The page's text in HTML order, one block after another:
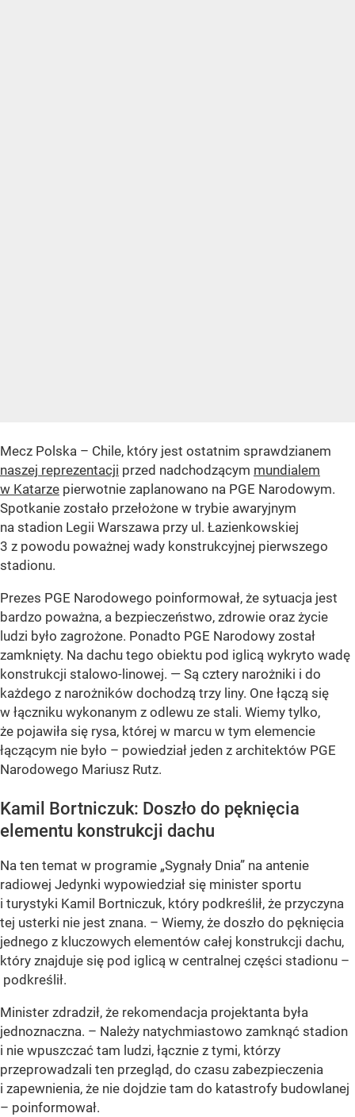
Mecz Polska – Chile, który jest ostatnim sprawdzianem
naszej reprezentacji przed nadchodzącym mundialem
w Katarze pierwotnie zaplanowano na PGE Narodowym.
Spotkanie zostało przełożone w trybie awaryjnym
na stadion Legii Warszawa przy ul. Łazienkowskiej
3 z powodu poważnej wady konstrukcyjnej pierwszego
stadionu.
Prezes PGE Narodowego poinformował, że sytuacja jest
bardzo poważna, a bezpieczeństwo, zdrowie oraz życie
ludzi było zagrożone. Ponadto PGE Narodowy został
zamknięty. Na dachu tego obiektu pod iglicą wykryto wadę
konstrukcji stalowo-linowej. — Są cztery narożniki i do
każdego z narożników dochodzą trzy liny. One łączą się
w łączniku wykonanym z odlewu ze stali. Wiemy tylko,
że pojawiła się rysa, której w marcu w tym elemencie
łączącym nie było – powiedział jeden z architektów PGE
Narodowego Mariusz Rutz.
Kamil Bortniczuk: Doszło do pęknięcia
elementu konstrukcji dachu
Na ten temat w programie „Sygnały Dnia” na antenie
radiowej Jedynki wypowiedział się minister sportu
i turystyki Kamil Bortniczuk, który podkreślił, że przyczyna
tej usterki nie jest znana. – Wiemy, że doszło do pęknięcia
jednego z kluczowych elementów całej konstrukcji dachu,
który znajduje się pod iglicą w centralnej części stadionu –
podkreślił.
Minister zdradził, że rekomendacja projektanta była
jednoznaczna. – Należy natychmiastowo zamknąć stadion
i nie wpuszczać tam ludzi, łącznie z tymi, którzy
przeprowadzali ten przegląd, do czasu zabezpieczenia
i zapewnienia, że nie dojdzie tam do katastrofy budowlanej
– poinformował.